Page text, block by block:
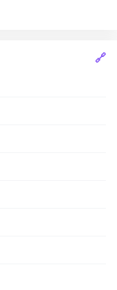
🔗